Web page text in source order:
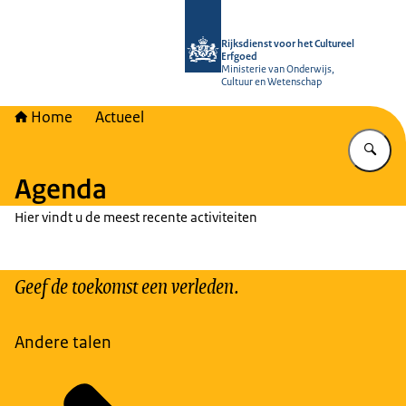
Rijksdienst voor het Cultureel
Erfgoed
Ministerie van Onderwijs,
Cultuur en Wetenschap
Home Actueel
Agenda
Hier vindt u de meest recente activiteiten
Geef de toekomst een verleden.
Andere talen